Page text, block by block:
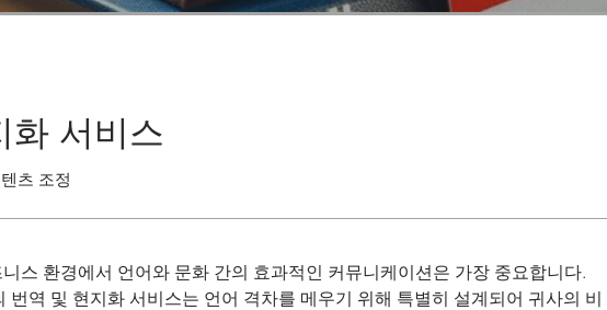
화 서비스
츠 조정
스 환경에서 언어와 문화 간의 효과적인 커뮤니케이션은 가장 중요합니다.
역 및 현지화 서비스는 언어 격차를 메우기 위해 특별히 설계되어 귀사의 비